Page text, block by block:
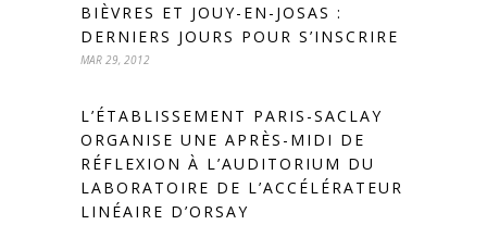
BIÈVRES ET JOUY-EN-JOSAS :
DERNIERS JOURS POUR S’INSCRIRE
MAR 29, 2012
L’ÉTABLISSEMENT PARIS-SACLAY
ORGANISE UNE APRÈS-MIDI DE
RÉFLEXION À L’AUDITORIUM DU
LABORATOIRE DE L’ACCÉLÉRATEUR
LINÉAIRE D’ORSAY